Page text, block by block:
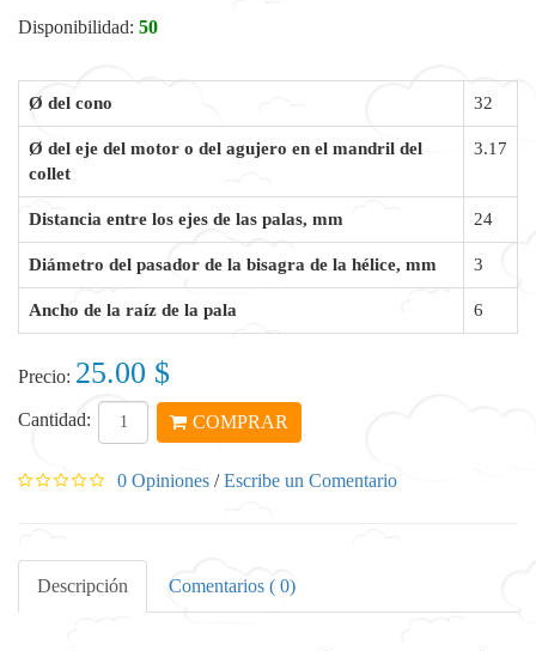
Disponibilidad: 50
Ø del cono 32
Ø del eje del motor o del agujero en el mandril del
collet
3.17
Distancia entre los ejes de las palas, mm 24
Diámetro del pasador de la bisagra de la hélice, mm 3
Ancho de la raíz de la pala 6
Precio: 25.00 $
Cantidad: COMPRAR
0 Opiniones /Escribe un Comentario
Descripción Comentarios ( 0)